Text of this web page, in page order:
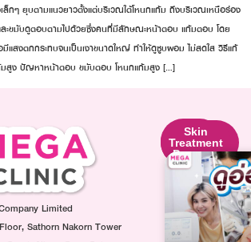
ล็กๆ ยุบตามแนวยาวตั้งแต่บริเวณใต้โหนกแก้ม ถึงบริเวณเหนือร่อง
ละขมับดูตอบตามไปด้วยซึ่งคนที่มีลักษณะหน้าตอบ แก้มตอบ โดย
แสงตกกระทบจนเป็นเงาขนาดใหญ่ ทำให้ดูซูบผอม ไม่สดใส วิธีแก้
สูง ปัญหาหน้าตอบ ขมับตอบ โหนกแก้มสูง […]
Limited
Sathorn Nakorn Tower
Facial
Contouring
Program
Botox
Injection
Program
Skin
Lifting
Program
Ultraformer
Program
Oligio
Program
Thermage
Skin
Treatment
Program
Made
Collagen
Injection
Program